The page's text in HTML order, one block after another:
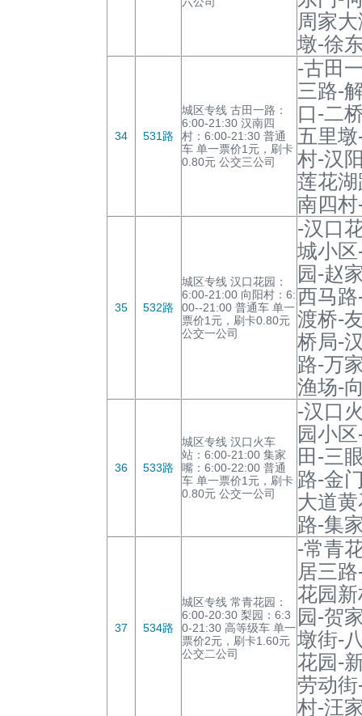
周家
墩-徐
34 531路
城区专线 古田一路：
6:00-21:30 汉南四
村：6:00-21:30 普通
车 单一票价1元，刷卡
0.80元 公交三公司
-古田
三路-
口-二
五里
村-汉
莲花
南四村
35 532路
城区专线 汉口花园：
6:00-21:00 向阳村：6:
00--21:00 普通车 单一
票价1元，刷卡0.80元
公交一公司
-汉口
城小
园-赵
西马
渡桥-
桥局-
路-万
渔场-
36 533路
城区专线 汉口火车
站：6:00-21:00 集家
嘴：6:00-22:00 普通
车 单一票价1元，刷卡
0.80元 公交一公司
-汉口
园小
田-三
路-金
大道
路-集
37 534路
城区专线 常青花园：
6:00-20:30 梨园：6:3
0-21:30 高等级车 单一
票价2元，刷卡1.60元
公交二公司
-常青
居三
花园
园-贺
墩街-
花园-
劳动
村-汪